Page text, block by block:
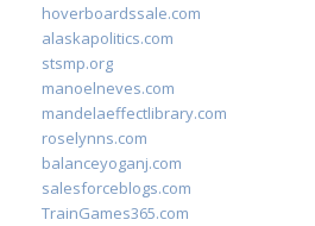
hoverboardssale.com
alaskapolitics.com
stsmp.org
manoelneves.com
mandelaeffectlibrary.com
roselynns.com
balanceyoganj.com
salesforceblogs.com
TrainGames365.com